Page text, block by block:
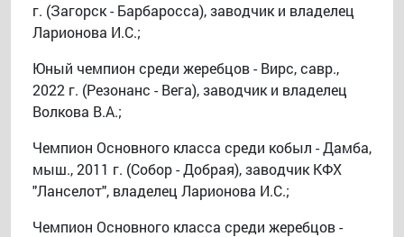
г. (Загорск - Барбаросса), заводчик и владелец
Ларионова И.С.;
Юный чемпион среди жеребцов - Вирс, савр.,
2022 г. (Резонанс - Вега), заводчик и владелец
Волкова В.А.;
Чемпион Основного класса среди кобыл - Дамба,
мыш., 2011 г. (Собор - Добрая), заводчик КФХ
"Ланселот", владелец Ларионова И.С.;
Чемпион Основного класса среди жеребцов -